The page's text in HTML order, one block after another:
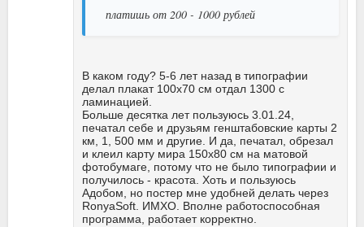
платишь от 200 - 1000 рублей
В каком году? 5-6 лет назад в типографии
делал плакат 100х70 см отдал 1300 с
ламинацией.
Больше десятка лет пользуюсь 3.01.24,
печатал себе и друзьям генштабовские карты 2
км, 1, 500 мм и другие. И да, печатал, обрезал
и клеил карту мира 150х80 см на матовой
фотобумаге, потому что не было типографии и
получилось - красота. Хоть и пользуюсь
Адобом, но постер мне удобней делать через
RonyaSoft. ИМХО. Вполне работоспособная
программа, работает корректно.